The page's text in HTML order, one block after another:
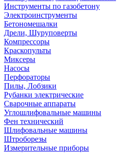
Инструменты по газобетону
Электроинструменты
Бетономешалки
Дрели, Шуруповерты
Компрессоры
Краскопульты
Миксеры
Насосы
Перфораторы
Пилы, Лобзики
Рубанки электрические
Сварочные аппараты
Углошлифовальные машины
Фен технический
Шлифовальные машины
Штроборезы
Измерительные приборы